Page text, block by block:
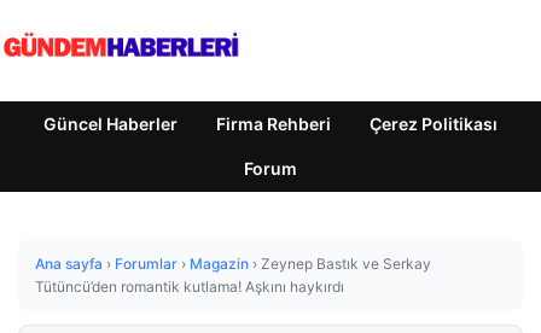
Güncel Haberler Firma Rehberi Çerez Politikası
Forum
Ana sayfa › Forumlar › Magazin › Zeynep Bastık ve Serkay
Tütüncü’den romantik kutlama! Aşkını haykırdı